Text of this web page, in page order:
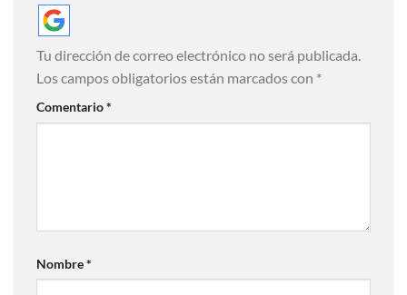
Tu dirección de correo electrónico no será publicada.
Los campos obligatorios están marcados con *
Comentario*
Nombre*